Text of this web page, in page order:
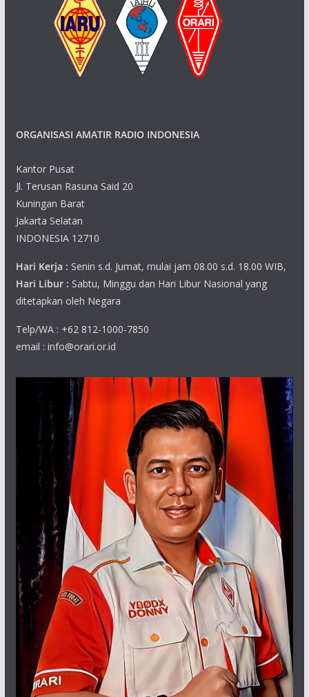
ORGANISASI AMATIR RADIO INDONESIA
Kantor Pusat
Jl. Terusan Rasuna Said 20
Kuningan Barat
Jakarta Selatan
INDONESIA 12710
Hari Kerja : Senin s.d. Jumat, mulai jam 08.00 s.d. 18.00 WIB,
Hari Libur : Sabtu, Minggu dan Hari Libur Nasional yang
ditetapkan oleh Negara
Telp/WA : +62 812-1000-7850
email : info@orari.or.id